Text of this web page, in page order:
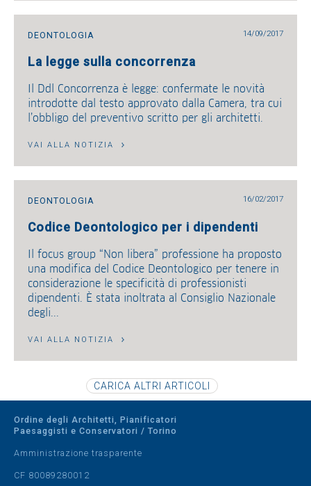
DEONTOLOGIA 14/09/2017
La legge sulla concorrenza
Il Ddl Concorrenza è legge: confermate le novità
introdotte dal testo approvato dalla Camera, tra cui
l’obbligo del preventivo scritto per gli architetti.
VAI ALLA NOTIZIA
DEONTOLOGIA 16/02/2017
Codice Deontologico per i dipendenti
Il focus group “Non libera” professione ha proposto
una modifica del Codice Deontologico per tenere in
considerazione le specificità di professionisti
dipendenti. È stata inoltrata al Consiglio Nazionale
degli...
VAI ALLA NOTIZIA
Ordine degli Architetti, Pianificatori
Paesaggisti e Conservatori / Torino
Amministrazione trasparente
CF 80089280012